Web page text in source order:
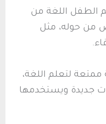
الطفل اللغة من
من حوله، مثل
لتعلم اللغة،
جديدة ويستخدمها